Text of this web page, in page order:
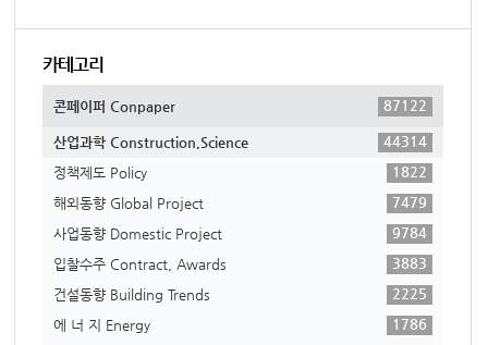
카테고리
콘페이퍼 Conpaper 87122
산업과학 Construction,Science
44314
정책제도 Policy
1822
해외동향 Global Project
7479
사업동향 Domestic Project
9784
입찰수주 Contract, Awards
3883
건설동향 Building Trends
2225
에 너 지 Energy
1786